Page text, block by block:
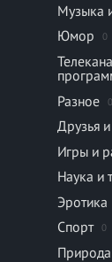
Музыка
Юмор 0
Разное 0
Друзья
Игры и
Наука и
Эротика
Спорт 0